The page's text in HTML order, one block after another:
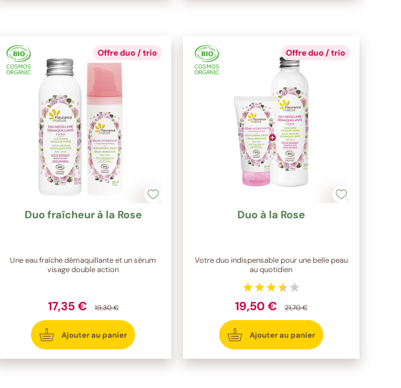
Offre duo / trio
Duo fraîcheur à la Rose
Une eau fraîche démaquillante et un sérum
visage double action
17,35 € 19,30 €
Ajouter au panier
Offre duo / trio
Duo à la Rose
Votre duo indispensable pour une belle peau
au quotidien
19,50 € 21,70 €
Ajouter au panier